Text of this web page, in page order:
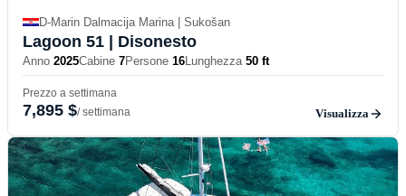
D-Marin Dalmacija Marina | Sukošan
Lagoon 51 | Disonesto
Anno 2025Cabine 7Persone 16Lunghezza 50 ft
Prezzo a settimana
7,895 $/ settimana Visualizza